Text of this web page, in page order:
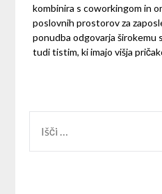
kombinira s coworkingom in
poslovnih prostorov za
ponudba odgovarja
tudi tistim, ki imajo višja